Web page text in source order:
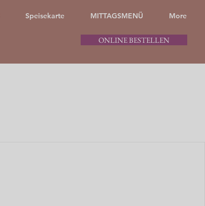
Speisekarte MITTAGSMENÜ More
ONLINE BESTELLEN